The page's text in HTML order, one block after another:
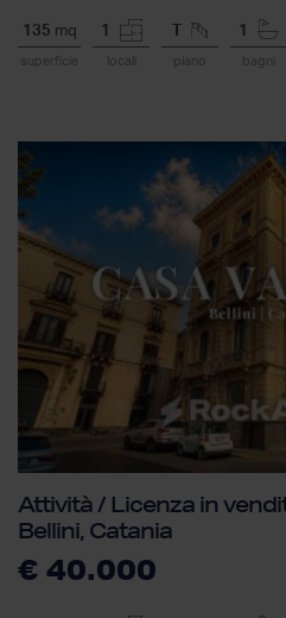
135 mq
superficie
1
locali piano
1
bagni
Attività / Licenza in
Bellini, Catania
€ 40.000